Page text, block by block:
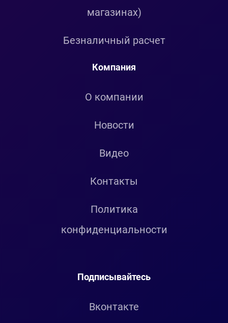
магазинах)
Безналичный расчет
Компания
О компании
Новости
Видео
Контакты
Политика
конфиденциальности
Подписывайтесь
Вконтакте